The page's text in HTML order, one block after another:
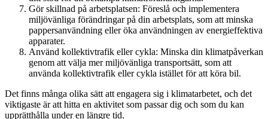
Gör skillnad på arbetsplatsen: Föreslå och implementera
miljövänliga förändringar på din arbetsplats, som att minska
pappersanvändning eller öka användningen av energieffektiva
apparater.
Använd kollektivtrafik eller cykla: Minska din klimatpåverkan
genom att välja mer miljövänliga transportsätt, som att
använda kollektivtrafik eller cykla istället för att köra bil.
Det finns många olika sätt att engagera sig i klimatarbetet, och det
viktigaste är att hitta en aktivitet som passar dig och som du kan
upprätthålla under en längre tid.